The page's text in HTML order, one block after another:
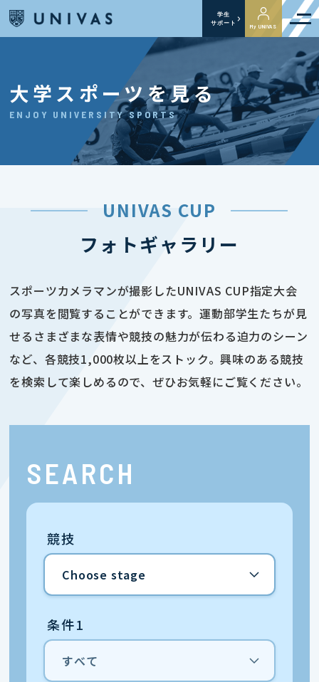
学生
サポート
My UNIVAS
大学スポーツを見る
ENJOY UNIVERSITY SPORTS
UNIVAS CUP
フォトギャラリー
スポーツカメラマンが撮影したUNIVAS CUP指定大会
の写真を閲覧することができます。運動部学生たちが見
せるさまざまな表情や競技の魅力が伝わる迫力のシーン
など、各競技1,000枚以上をストック。興味のある競技
を検索して楽しめるので、ぜひお気軽にご覧ください。
SEARCH
競技
条件1